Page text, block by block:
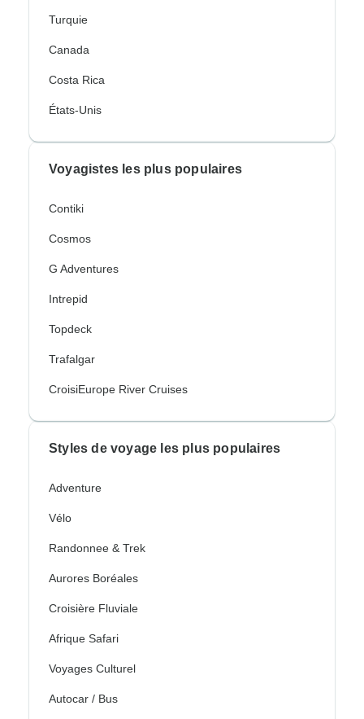
Turquie
Canada
Costa Rica
États-Unis
Voyagistes les plus populaires
Contiki
Cosmos
G Adventures
Intrepid
Topdeck
Trafalgar
CroisiEurope River Cruises
Styles de voyage les plus populaires
Adventure
Vélo
Randonnee & Trek
Aurores Boréales
Croisière Fluviale
Afrique Safari
Voyages Culturel
Autocar / Bus